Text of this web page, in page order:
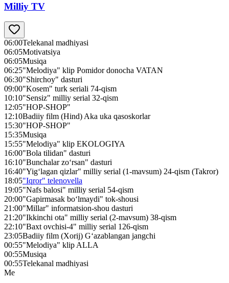
Milliy TV
06:00Telekanal madhiyasi
06:05Motivatsiya
06:05Musiqa
06:25"Melodiya" klip Pomidor donocha VATAN
06:30"Shirchoy" dasturi
09:00"Kosem" turk seriali 74-qism
10:10"Sensiz" milliy serial 32-qism
12:05"HOP-SHOP"
12:10Badiiy film (Hind) Aka uka qasoskorlar
15:30"HOP-SHOP"
15:35Musiqa
15:55"Melodiya" klip EKOLOGIYA
16:00"Bola tilidan" dasturi
16:10"Bunchalar zo‘rsan" dasturi
16:40"Yig‘lagan qizlar" milliy serial (1-mavsum) 24-qism (Takror)
18:05"Iqror" telenovella
19:05"Nafs balosi" milliy serial 54-qism
20:00"Gapirmasak bo‘lmaydi" tok-shousi
21:00"Millar" informatsion-shou dasturi
21:20"Ikkinchi ota" milliy serial (2-mavsum) 38-qism
22:10"Baxt ovchisi-4" milliy serial 126-qism
23:05Badiiy film (Xorij) G‘azablangan jangchi
00:55"Melodiya" klip ALLA
00:55Musiqa
00:55Telekanal madhiyasi
Me